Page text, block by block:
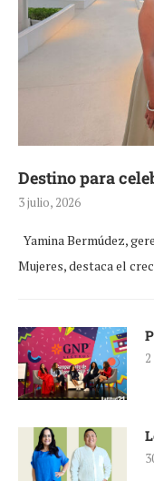
Destino para
3 julio, 2026
Yamina Bermúdez,
Mujeres, destaca el